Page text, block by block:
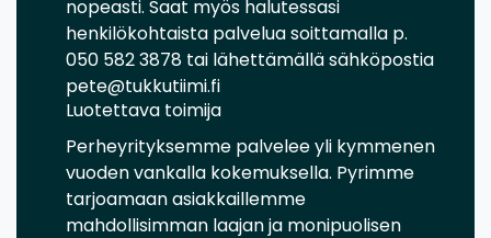
nopeasti. Saat myös halutessasi
henkilökohtaista palvelua soittamalla p.
050 582 3878 tai lähettämällä sähköpostia
pete@tukkutiimi.fi
Luotettava toimija
Perheyrityksemme palvelee yli kymmenen
vuoden vankalla kokemuksella. Pyrimme
tarjoamaan asiakkaillemme
mahdollisimman laajan ja monipuolisen